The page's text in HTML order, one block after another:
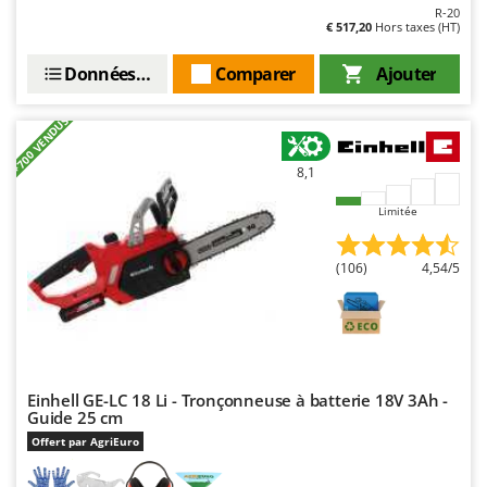
Ripartrak
River Systems
Rossofuoco
Rover Pompe
Royal Food
Ryobi
Santos
Sbaraglia
Schnitzer
R-20
€ 517,20 Hors taxes (HT)
Ajouter
Comparer
Données techniques
+700 VENDUS 8,1
Limitée
(106) 4,54/5
Einhell GE-LC 18 Li - Tronçonneuse à batterie 18V 3Ah -
Guide 25 cm
Offert par AgriEuro